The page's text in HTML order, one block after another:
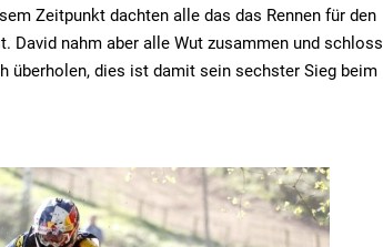
Zeitpunkt dachten alle das das Rennen für den
David nahm aber alle Wut zusammen und schloss
überholen, dies ist damit sein sechster Sieg beim